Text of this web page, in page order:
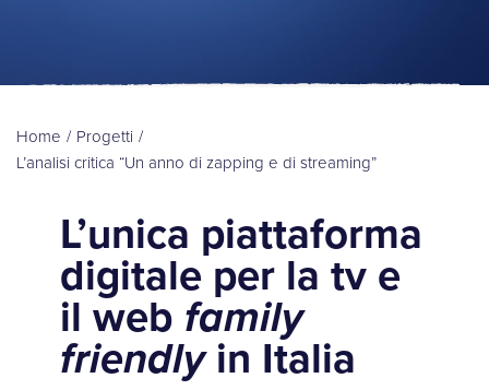
Home / Progetti /
L’analisi critica “Un anno di zapping e di streaming”
L’unica piattaforma
digitale per la tv e
il web family
friendlyin Italia